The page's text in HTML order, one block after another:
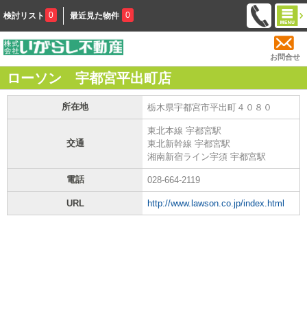
検討リスト 0 最近見た物件 0
お問合せ
ローソン 宇都宮平出町店
所在地 栃木県宇都宮市平出町４０８０
交通
東北本線 宇都宮駅
東北新幹線 宇都宮駅
湘南新宿ライン宇須 宇都宮駅
電話 028-664-2119
URL http://www.lawson.co.jp/index.html